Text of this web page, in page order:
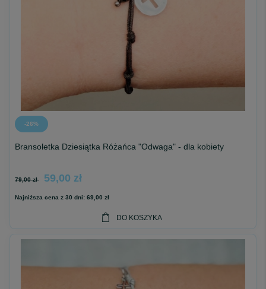
-26%
Bransoletka Dziesiątka Różańca "Odwaga" - dla kobiety
79,00 zł 59,00 zł
Najniższa cena z 30 dni: 69,00 zł
DO KOSZYKA